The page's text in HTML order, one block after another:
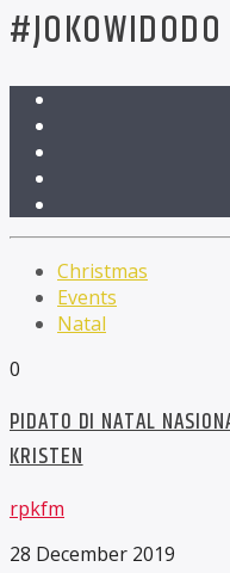
#JOKOWIDODO
Christmas
Events
Natal
0
PIDATO DI NATAL
KRISTEN
rpkfm
28 December 2019